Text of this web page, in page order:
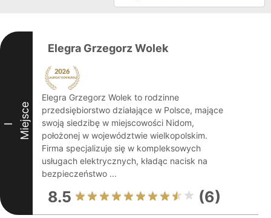
I Miejsce
Elegra Grzegorz Wolek
Elegra Grzegorz Wolek to rodzinne
przedsiębiorstwo działające w Polsce, mające
swoją siedzibę w miejscowości Nidom,
położonej w województwie wielkopolskim.
Firma specjalizuje się w kompleksowych
usługach elektrycznych, kładąc nacisk na
bezpieczeństwo ...
8.5 (6)